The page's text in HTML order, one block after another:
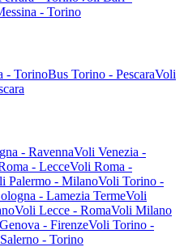
- Torino
- TorinoBus Torino - PescaraVoli
- RavennaVoli Venezia -
- LecceVoli Roma -
Palermo - MilanoVoli Torino -
- Lamezia TermeVoli
Voli Lecce - RomaVoli Milano
- FirenzeVoli Torino -
- Torino